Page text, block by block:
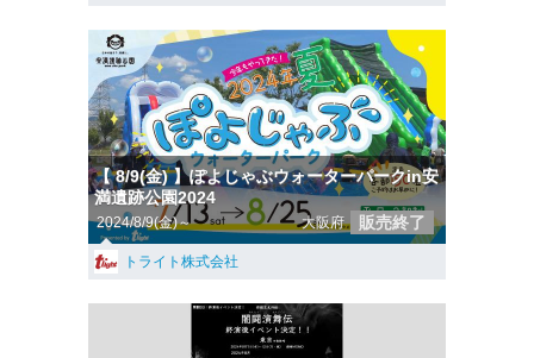
【 8/9(金) 】ぽよじゃぶウォーターパークin安
満遺跡公園2024
2024/8/9(金)～ 大阪府 販売終了
トライト株式会社